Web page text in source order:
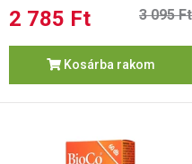
2 785 Ft 3 095 Ft
Kosárba rakom